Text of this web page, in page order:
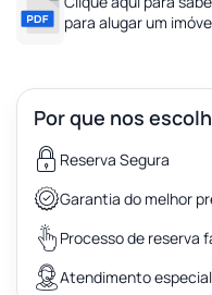
para alugar um
Por que nos
Reserva Segura
Garantia do melhor
Processo de reserva
Atendimento